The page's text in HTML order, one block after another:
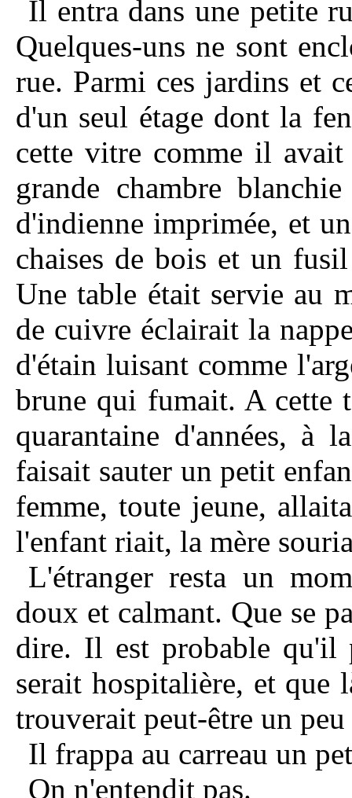
Il entra dans une petite
Quelques-uns ne sont
rue. Parmi ces jardins et
d'un seul étage dont la
cette vitre comme il
grande chambre
d'indienne imprimée, et
chaises de bois et un
Une table était servie au
de cuivre éclairait la
d'étain luisant comme
brune qui fumait. A cette
quarantaine d'années, à
faisait sauter un petit
femme, toute jeune,
l'enfant riait, la mère
L'étranger resta un
doux et calmant. Que se
dire. Il est probable qu'il
serait hospitalière, et
trouverait peut-être un
Il frappa au carreau un
On n'entendit pas.